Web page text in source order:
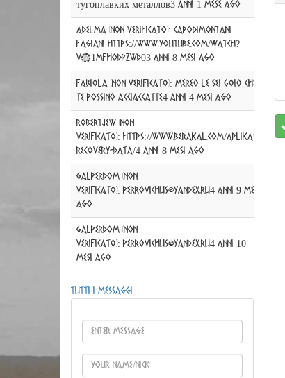
тугоплавких металлов3 anni 1 mese ago
Adelma (non verificato): Capodimontani
fagiani https://www.youtube.com/watch?
v=1MfhqDpzwd03 anni 8 mesi ago
fabiola (non verificato): MEREO LE SEI GOIO CHE
TE POSSINO ACCIACCATTE4 anni 4 mesi ago
Robertjew (non
verificato): https://www.berakal.com/aplikasi-
recovery-data/4 anni 8 mesi ago
GalperDom (non
verificato): perrovichus@yandex.ru4 anni 9 mesi
ago
GalperDom (non
verificato): perrovichus@yandex.ru4 anni 10
mesi ago
Tutti i messaggi
sui formati
del testo